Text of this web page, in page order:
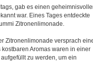
gab es einen
war. Eines Tages entdeckte
Zitronenlimonade.
Zitronenlimonade versprach
Aromas waren in einer
zu werden, um ein